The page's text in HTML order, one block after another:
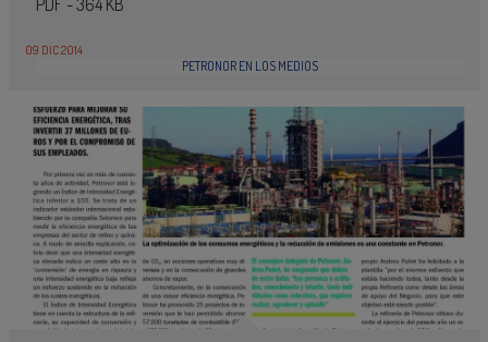
PDF - 364 KB
09 DIC 2014
PETRONOR EN LOS MEDIOS